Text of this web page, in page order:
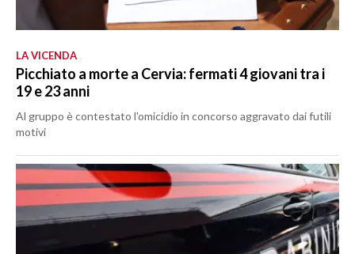
LA VICENDA
Picchiato a morte a Cervia: fermati 4 giovani tra i
19 e 23 anni
Al gruppo è contestato l'omicidio in concorso aggravato dai futili
motivi